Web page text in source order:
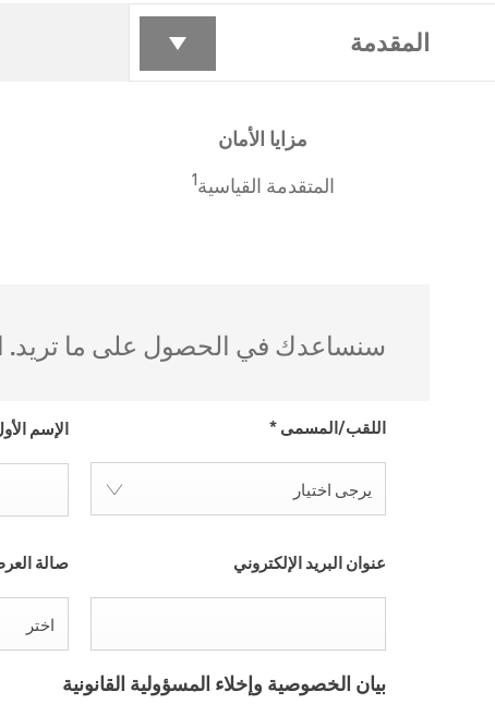
المقدمة
​مزايا الأمان
المتقدمة القياسية1
سنساعدك في الحصول على ما تريد.
اللقب/المسمى*
يرجى اختيار
الإسم
عنوان البريد الإلكتروني صالة
اختر
بيان الخصوصية وإخلاء المسؤولية القانونية